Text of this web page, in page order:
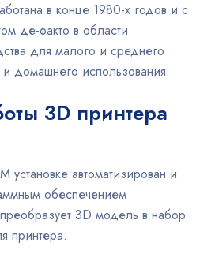
в конце 1980-х годов и с
де-факто в области
для малого и среднего
домашнего использования.
3D принтера
установке автоматизирован и
обеспечением
3D модель в набор
принтера.